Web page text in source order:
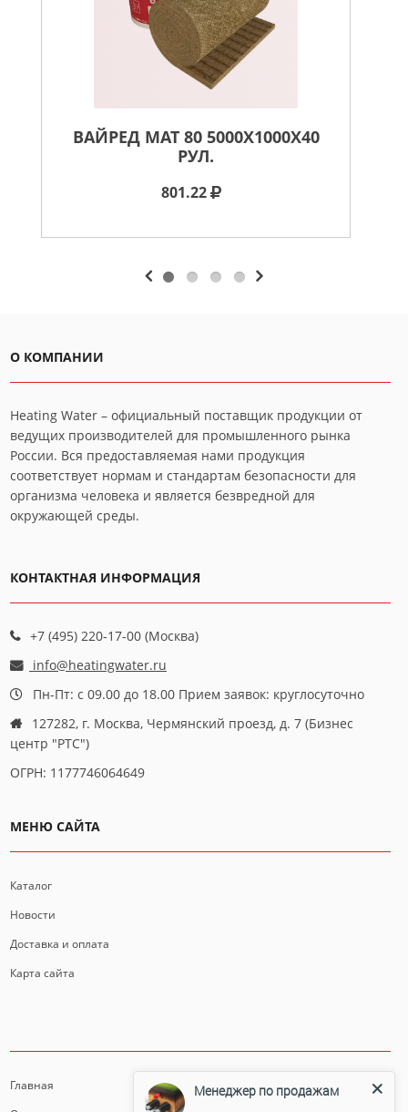
ВАЙРЕД МАТ 80 5000X1000X40
РУЛ.
801.22
О КОМПАНИИ
Heating Water – официальный поставщик продукции от
ведущих производителей для промышленного рынка
России. Вся предоставляемая нами продукция
соответствует нормам и стандартам безопасности для
организма человека и является безвредной для
окружающей среды.
КОНТАКТНАЯ ИНФОРМАЦИЯ
+7 (495) 220-17-00 (Москва)
info@heatingwater.ru
Пн-Пт: с 09.00 до 18.00 Прием заявок: круглосуточно
127282, г. Москва, Чермянский проезд, д. 7 (Бизнес
центр "РТС")
ОГРН: 1177746064649
МЕНЮ САЙТА
Каталог
Новости
Доставка и оплата
Карта сайта
Главная
Менеджер по продажам